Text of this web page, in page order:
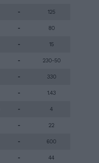
-
-
-
-
-
-
-
-
-
-
125
80
15
230-50
330
1.43
4
22
600
44